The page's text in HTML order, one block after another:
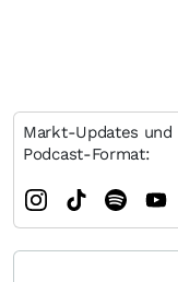
Markt-Updates
Podcast-Format: